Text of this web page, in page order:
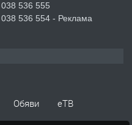
обзаведен
038 536 555
038 536 554 - Реклама
Обяви
еТВ